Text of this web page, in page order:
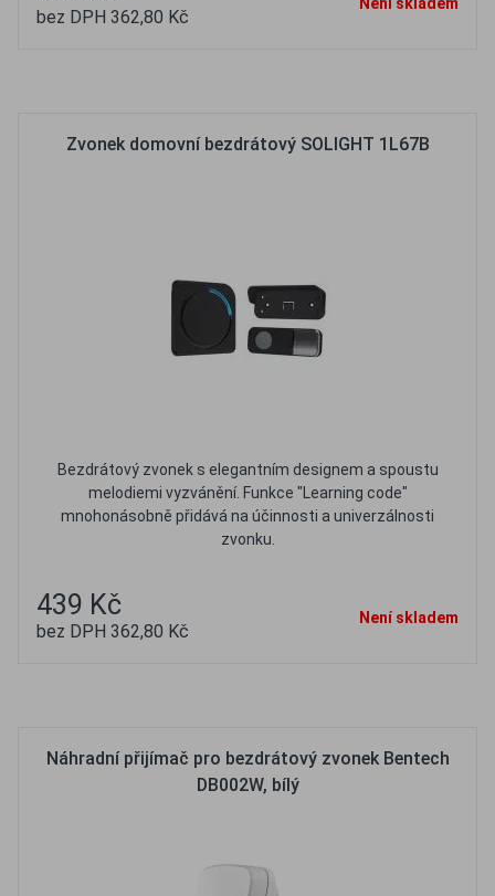
bez DPH 362,80 Kč
Zvonek domovní bezdrátový SOLIGHT 1L67B
Bezdrátový zvonek s elegantním designem a spoustu
melodiemi vyzvánění. Funkce "Learning code"
mnohonásobně přidává na účinnosti a univerzálnosti
zvonku.
439 Kč
bez DPH 362,80 Kč
Není skladem
Náhradní přijímač pro bezdrátový zvonek Bentech
DB002W, bílý